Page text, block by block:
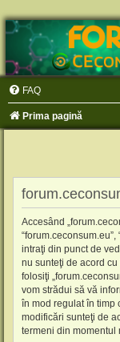
FAQ
Prima pagină
Accesând
intraţi din punct de
nu sunteţi de acord
folosiţi
vom strădui să vă
în mod regulat în timp
modificări sunteţi de
termeni din momentul